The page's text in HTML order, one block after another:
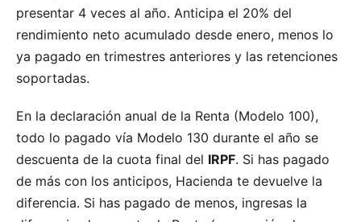
presentar 4 veces al año. Anticipa el 20% del
rendimiento neto acumulado desde enero, menos lo
ya pagado en trimestres anteriores y las retenciones
soportadas.
En la declaración anual de la Renta (Modelo 100),
todo lo pagado vía Modelo 130 durante el año se
descuenta de la cuota final del IRPF. Si has pagado
de más con los anticipos, Hacienda te devuelve la
diferencia. Si has pagado de menos, ingresas la